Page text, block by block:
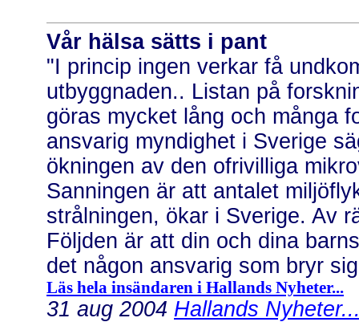
Vår hälsa sätts i pant
"I princip ingen verkar få
utbyggnaden.. Listan på
göras mycket lång och många
ansvarig myndighet i Sverige
ökningen av den ofrivilliga
Sanningen är att antalet
strålningen, ökar i Sverige. Av
Följden är att din och dina
det någon ansvarig som bryr
Läs hela insändaren i Hallands Nyheter...
31 aug 2004 Hallands